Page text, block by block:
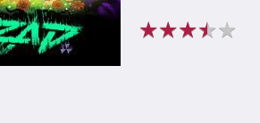
★★★★★
★★★★★